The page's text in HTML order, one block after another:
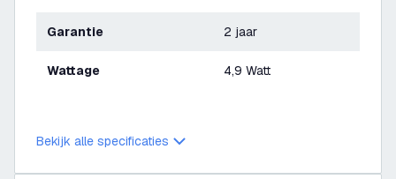
Garantie 2 jaar
Wattage 4,9 Watt
Bekijk alle specificaties